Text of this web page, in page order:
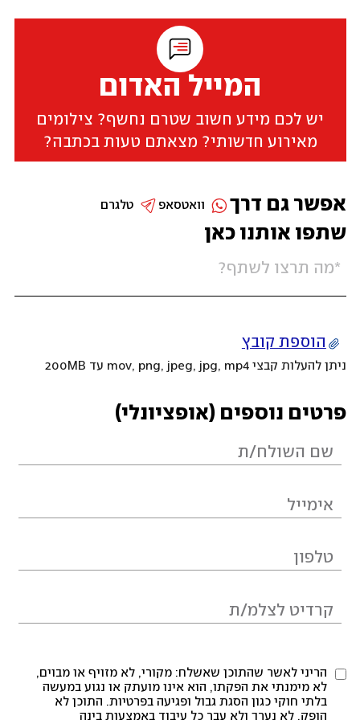
המייל האדום
יש לכם מידע חשוב שטרם נחשף? צילומים
מאירוע חדשותי? מצאתם טעות בכתבה?
שתפו אותנו כאן
הוספת קובץ
ניתן להעלות קבצי mov, png, jpeg, jpg, mp4 עד 200MB
פרטים נוספים (אופציונלי)
הריני לאשר שהתוכן שאשלח: מקורי, לא מזויף או מבוים,
לא מימנתי את הפקתו, הוא אינו מועתק או נגוע במעשה
בלתי חוקי כגון הסגת גבול ופגיעה בפרטיות. התוכן לא
הופק, לא נערך ולא עבר כל עיבוד באמצעות בינה
אפשר גם דרך טלגרם וואטסאפ